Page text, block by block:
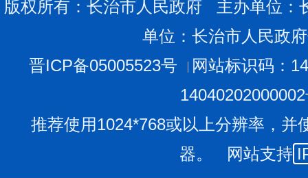
版权所有：长治市人民政府 主办单位
单位：长治市人民政
晋ICP备05005523号
网站标识码：
推荐使用1024*768或以上分辨率，并
器。 网站支持